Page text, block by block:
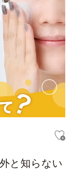
と知らない